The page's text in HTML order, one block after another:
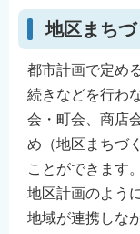
地区まち
都市計画で定め
続きなどを行わ
会・町会、商店
め（地区まちづ
ことができます。
地区計画のよう
地域が連携しな